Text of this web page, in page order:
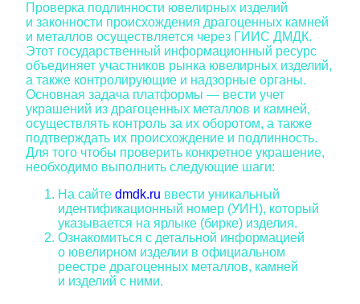
Проверка подлинности ювелирных изделий
и законности происхождения драгоценных камней
и металлов осуществляется через ГИИС ДМДК.
Этот государственный информационный ресурс
объединяет участников рынка ювелирных изделий,
а также контролирующие и надзорные органы.
Основная задача платформы — вести учет
украшений из драгоценных металлов и камней,
осуществлять контроль за их оборотом, а также
подтверждать их происхождение и подлинность.
Для того чтобы проверить конкретное украшение,
необходимо выполнить следующие шаги:
На сайте dmdk.ru ввести уникальный
идентификационный номер (УИН), который
указывается на ярлыке (бирке) изделия.
Ознакомиться с детальной информацией
о ювелирном изделии в официальном
реестре драгоценных металлов, камней
и изделий с ними.